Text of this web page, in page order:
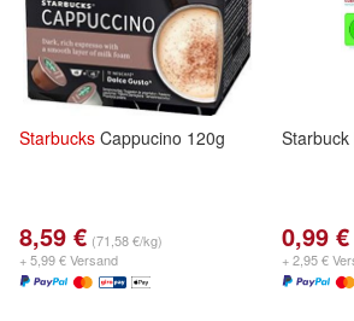
Starbucks Cappucino 120g
8,59 € (71,58 €/kg)
+ 5,99 € Versand
0,99 €
+ 2,95 €